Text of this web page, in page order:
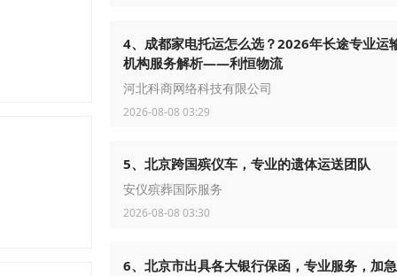
4、成都家电托运怎么选？2026年长途专业运
机构服务解析——利恒物流
河北科商网络科技有限公司
2026-08-08 03:29
5、北京跨国殡仪车，专业的遗体运送团队
安仪殡葬国际服务
2026-08-08 03:30
6、北京市出具各大银行保函，专业服务，加